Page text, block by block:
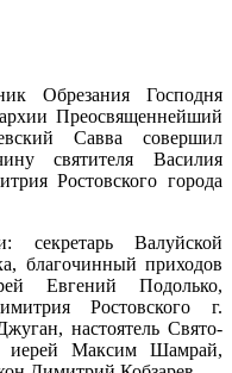
Обрезания Господня
Преосвященнейший
Савва совершил
святителя Василия
Ростовского города
секретарь Валуйской
благочинный приходов
Евгений Подолько,
Ростовского г.
настоятель Свято-
иерей Максим Шамрай,